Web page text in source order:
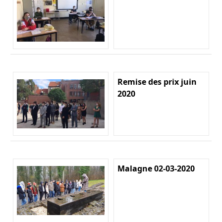
Remise des prix juin
2020
Malagne 02-03-2020